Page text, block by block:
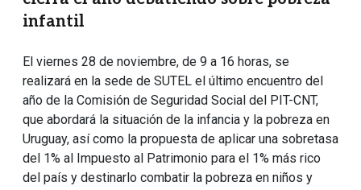
infantil
El viernes 28 de noviembre, de 9 a 16 horas, se
realizará en la sede de SUTEL el último encuentro del
año de la Comisión de Seguridad Social del PIT-CNT,
que abordará la situación de la infancia y la pobreza en
Uruguay, así como la propuesta de aplicar una sobretasa
del 1% al Impuesto al Patrimonio para el 1% más rico
del país y destinarlo combatir la pobreza en niños y